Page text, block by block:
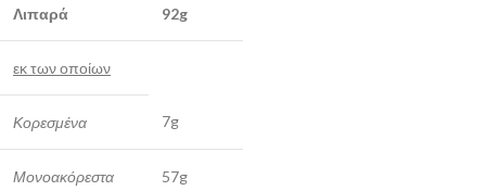
Λιπαρά 92g
εκ των οποίων
Κορεσμένα 7g
Μονοακόρεστα 57g